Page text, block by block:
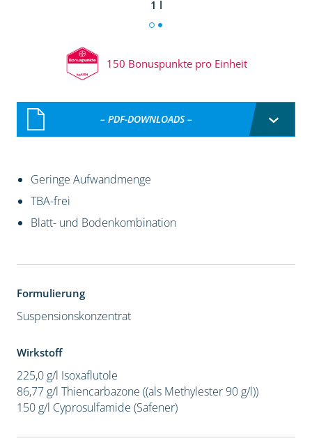
1 l
150 Bonuspunkte pro Einheit
– PDF-DOWNLOADS –
Geringe Aufwandmenge
TBA-frei
Blatt- und Bodenkombination
Formulierung
Suspensionskonzentrat
Wirkstoff
225,0 g/l Isoxaflutole
86,77 g/l Thiencarbazone ((als Methylester 90 g/l))
150 g/l Cyprosulfamide (Safener)